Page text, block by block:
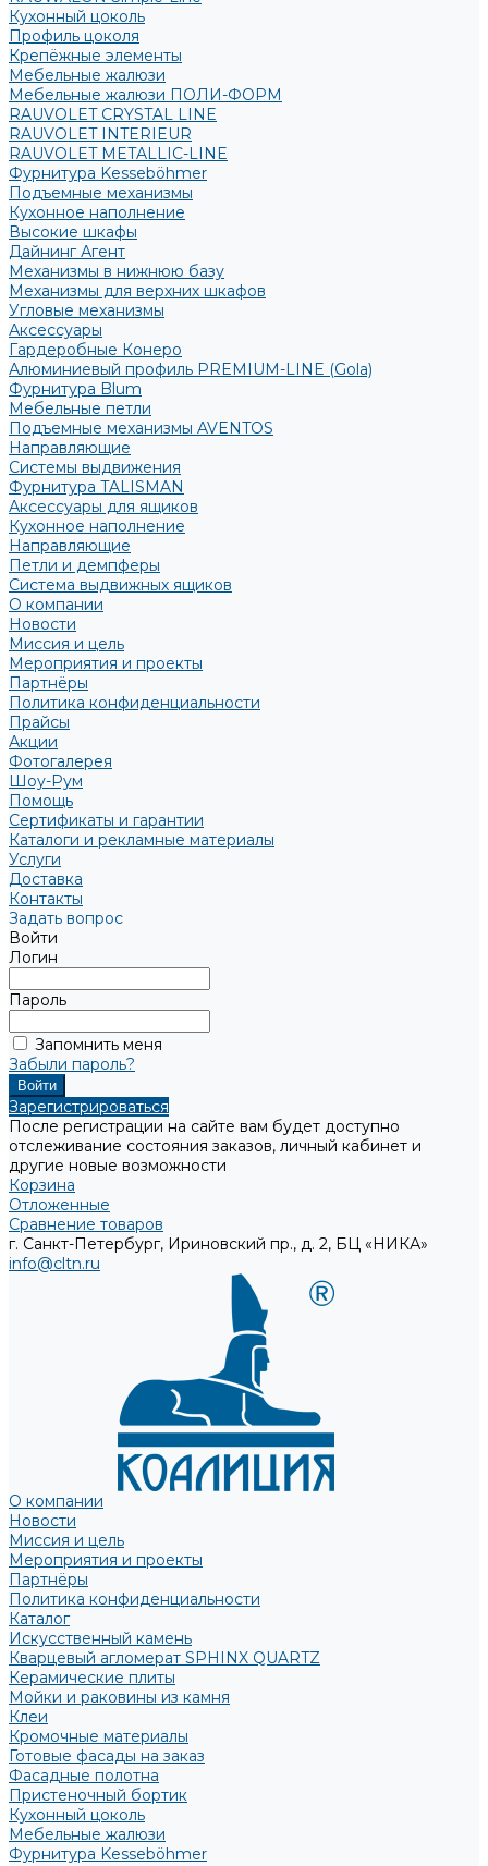
Кухонный цоколь
Профиль цоколя
Крепёжные элементы
Мебельные жалюзи
Мебельные жалюзи ПОЛИ-ФОРМ
RAUVOLET CRYSTAL LINE
RAUVOLET INTERIEUR
RAUVOLET METALLIC-LINE
Фурнитура Kesseböhmer
Подъемные механизмы
Кухонное наполнение
Высокие шкафы
Дайнинг Агент
Механизмы в нижнюю базу
Механизмы для верхних шкафов
Угловые механизмы
Аксессуары
Гардеробные Конеро
Алюминиевый профиль PREMIUM-LINE (Gola)
Фурнитура Blum
Мебельные петли
Подъемные механизмы AVENTOS
Направляющие
Системы выдвижения
Фурнитура TALISMAN
Аксессуары для ящиков
Кухонное наполнение
Направляющие
Петли и демпферы
Система выдвижных ящиков
О компании
Новости
Миссия и цель
Мероприятия и проекты
Партнёры
Политика конфиденциальности
Прайсы
Акции
Фотогалерея
Шоу-Рум
Помощь
Сертификаты и гарантии
Каталоги и рекламные материалы
Услуги
Доставка
Контакты
Задать вопрос
Войти
Логин
Пароль
Запомнить меня
Забыли пароль?
Зарегистрироваться
После регистрации на сайте вам будет доступно
отслеживание состояния заказов, личный кабинет и
другие новые возможности
Корзина
Отложенные
Сравнение товаров
г. Санкт-Петербург, Ириновский пр., д. 2, БЦ «НИКА»
info@cltn.ru
О компании
Новости
Миссия и цель
Мероприятия и проекты
Партнёры
Политика конфиденциальности
Каталог
Искусственный камень
Кварцевый агломерат SPHINX QUARTZ
Керамические плиты
Мойки и раковины из камня
Клеи
Кромочные материалы
Готовые фасады на заказ
Фасадные полотна
Пристеночный бортик
Кухонный цоколь
Мебельные жалюзи
Фурнитура Kesseböhmer